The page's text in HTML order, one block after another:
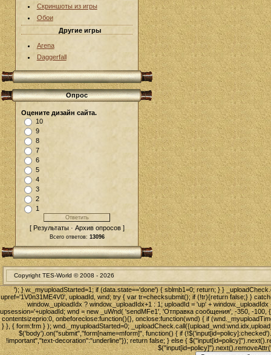
Скриншоты из игры
Обои
Другие игры
Arena
Daggerfall
Опрос
Оцените дизайн сайта.
10
9
8
7
6
5
4
3
2
1
[ Результаты · Архив опросов ]
Всего ответов: 13096
Copyright TES-World © 2008 - 2026
'); } w._myuploadStarted=1; if (data.state=='done') { sblmb1=0; return; } }
upref='1V0n31ME4V0', uploadId, wnd; try { var tr=checksubmit(); if (!tr){return false;} }
window._uploadIdx ? window._uploadIdx+1 : 1; uploadId = 'up' +
upsession='+uploadId; wnd = new _uWnd( 'sendMFe1', 'Отправка сообщения', -350, -
contentsizeprio:0, onbeforeclose:function(){}, onclose:function(wnd) { if
} }, { form:frm } ); wnd._myuploadStarted=0;
$('body').on("submit","form[name=mform]", function() { if
!important","text-decoration":"underline"}); return false; } else {